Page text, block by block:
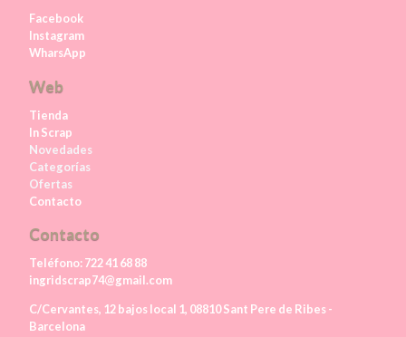
Facebook
Instagram
WharsApp
Web
Tienda
In Scrap
Novedades
Categorías
Ofertas
Contacto
Contacto
Teléfono:722 41 68 88
ingridscrap74@gmail.com
C/Cervantes, 12 bajos local 1, 08810 Sant Pere de Ribes -
Barcelona